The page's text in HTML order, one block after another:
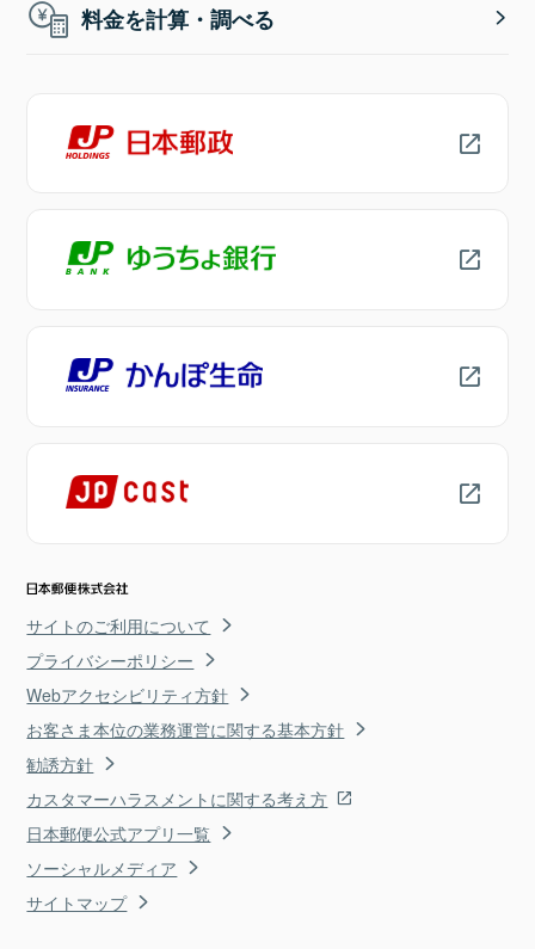
料金を計算・調べる
サイトのご利用について
プライバシーポリシー
Webアクセシビリティ方針
お客さま本位の業務運営に関する基本方針
勧誘方針
カスタマーハラスメントに関する考え方
日本郵便公式アプリ一覧
ソーシャルメディア
サイトマップ